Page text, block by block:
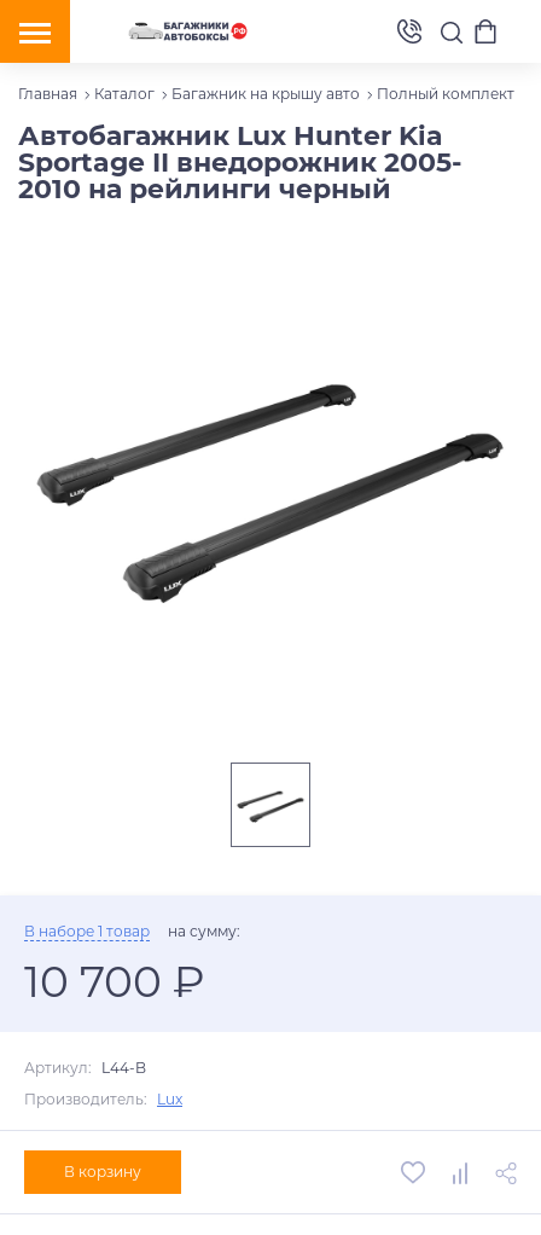
Главная Каталог Багажник на крышу авто Полный комплект
Автобагажник Lux Hunter Kia
Sportage II внедорожник 2005-
2010 на рейлинги черный
В наборе 1 товар на сумму:
10 700 ₽
Артикул:
L44-B
Производитель:
Lux
В корзину